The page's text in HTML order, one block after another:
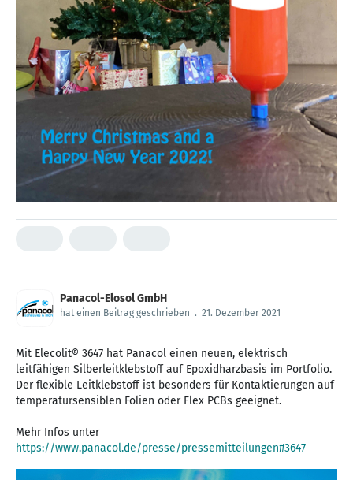
Panacol-Elosol GmbH
hat einen Beitrag geschrieben . 21. Dezember 2021
Mit Elecolit® 3647 hat Panacol einen neuen, elektrisch
leitfähigen Silberleitklebstoff auf Epoxidharzbasis im Portfolio.
Der flexible Leitklebstoff ist besonders für Kontaktierungen auf
temperatursensiblen Folien oder Flex PCBs geeignet.
Mehr Infos unter
https://www.panacol.de/presse/pressemitteilungen#3647